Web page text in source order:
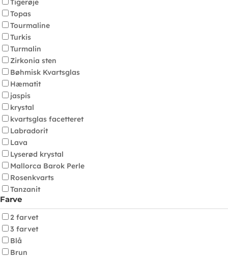
Tigerøje
Topas
Tourmaline
Turkis
Turmalin
Zirkonia sten
Bøhmisk Kvartsglas
Hæmatit
jaspis
krystal
kvartsglas facetteret
Labradorit
Lava
Lyserød krystal
Mallorca Barok Perle
Rosenkvarts
Tanzanit
Farve
2 farvet
3 farvet
Blå
Brun